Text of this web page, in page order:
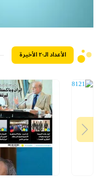
الأعداد الـ۲۰ الأخيرة